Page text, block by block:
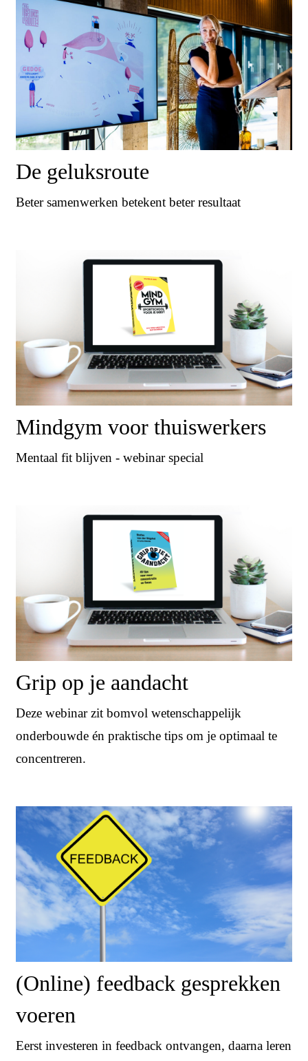
De geluksroute
Beter samenwerken betekent beter resultaat
Mindgym voor thuiswerkers
Mentaal fit blijven - webinar special
Grip op je aandacht
Deze webinar zit bomvol wetenschappelijk
onderbouwde én praktische tips om je optimaal te
concentreren.
(Online) feedback gesprekken
voeren
Eerst investeren in feedback ontvangen, daarna leren